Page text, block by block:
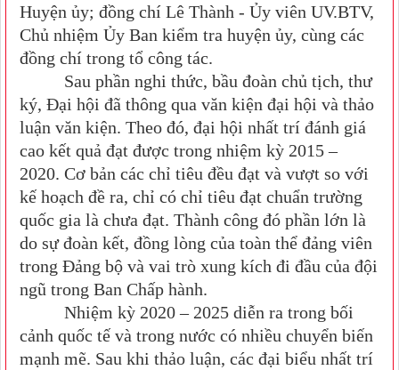
Huyện ủy; đồng chí Lê Thành - Ủy viên UV.BTV,
Chủ nhiệm Ủy Ban kiểm tra huyện ủy, cùng các
đồng chí trong tổ công tác.
Sau phần nghi thức, bầu đoàn chủ tịch, thư
ký, Đại hội đã thông qua văn kiện đại hội và thảo
luận văn kiện. Theo đó, đại hội nhất trí đánh giá
cao kết quả đạt được trong nhiệm kỳ 2015 –
2020. Cơ bản các chỉ tiêu đều đạt và vượt so với
kế hoạch đề ra, chỉ có chỉ tiêu đạt chuẩn trường
quốc gia là chưa đạt. Thành công đó phần lớn là
do sự đoàn kết, đồng lòng của toàn thể đảng viên
trong Đảng bộ và vai trò xung kích đi đầu của đội
ngũ trong Ban Chấp hành.
Nhiệm kỳ 2020 – 2025 diễn ra trong bối
cảnh quốc tế và trong nước có nhiều chuyển biến
mạnh mẽ. Sau khi thảo luận, các đại biểu nhất trí